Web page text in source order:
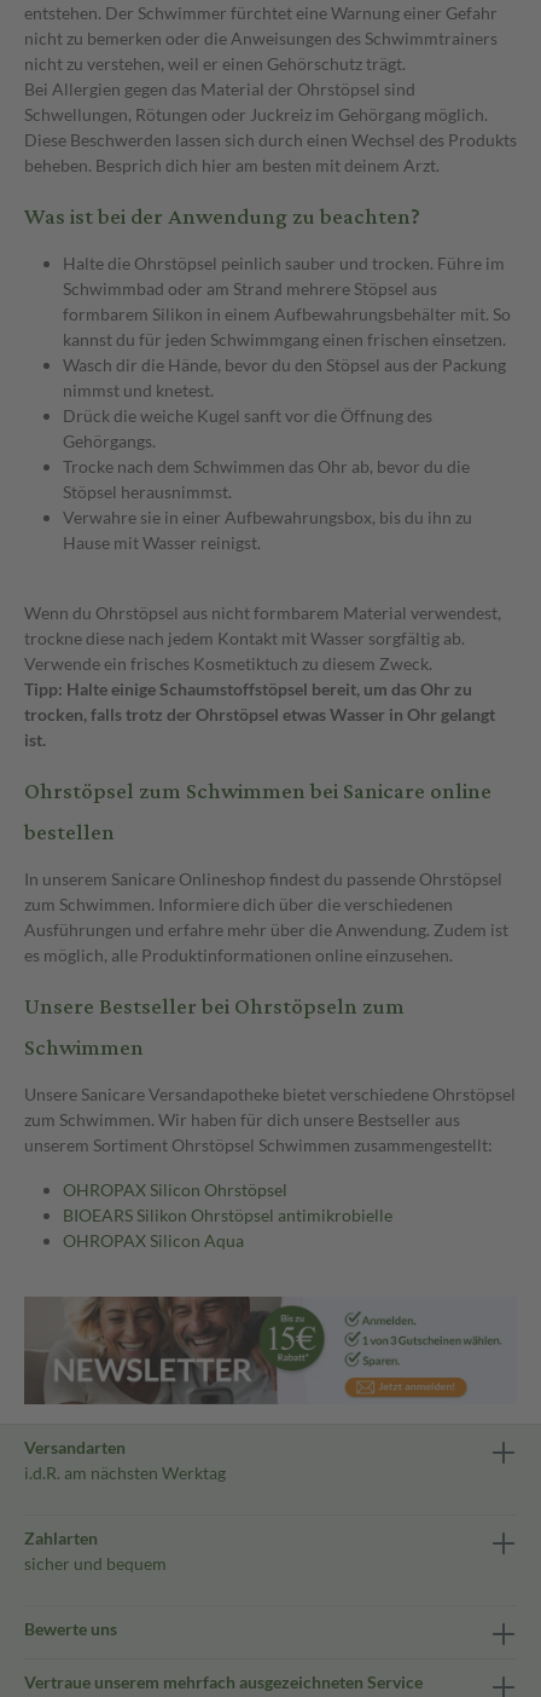
entstehen. Der Schwimmer fürchtet eine Warnung einer Gefahr
nicht zu bemerken oder die Anweisungen des Schwimmtrainers
nicht zu verstehen, weil er einen Gehörschutz trägt.
Bei Allergien gegen das Material der Ohrstöpsel sind
Schwellungen, Rötungen oder Juckreiz im Gehörgang möglich.
Diese Beschwerden lassen sich durch einen Wechsel des Produkts
beheben. Besprich dich hier am besten mit deinem Arzt.
Was ist bei der Anwendung zu beachten?
Halte die Ohrstöpsel peinlich sauber und trocken. Führe im
Schwimmbad oder am Strand mehrere Stöpsel aus
formbarem Silikon in einem Aufbewahrungsbehälter mit. So
kannst du für jeden Schwimmgang einen frischen einsetzen.
Wasch dir die Hände, bevor du den Stöpsel aus der Packung
nimmst und knetest.
Drück die weiche Kugel sanft vor die Öffnung des
Gehörgangs.
Trocke nach dem Schwimmen das Ohr ab, bevor du die
Stöpsel herausnimmst.
Verwahre sie in einer Aufbewahrungsbox, bis du ihn zu
Hause mit Wasser reinigst.
Wenn du Ohrstöpsel aus nicht formbarem Material verwendest,
trockne diese nach jedem Kontakt mit Wasser sorgfältig ab.
Verwende ein frisches Kosmetiktuch zu diesem Zweck.
Tipp: Halte einige Schaumstoffstöpsel bereit, um das Ohr zu
trocken, falls trotz der Ohrstöpsel etwas Wasser in Ohr gelangt
ist.
Ohrstöpsel zum Schwimmen bei Sanicare online
bestellen
In unserem Sanicare Onlineshop findest du passende Ohrstöpsel
zum Schwimmen. Informiere dich über die verschiedenen
Ausführungen und erfahre mehr über die Anwendung. Zudem ist
es möglich, alle Produktinformationen online einzusehen.
Unsere Bestseller bei Ohrstöpseln zum
Schwimmen
Unsere Sanicare Versandapotheke bietet verschiedene Ohrstöpsel
zum Schwimmen. Wir haben für dich unsere Bestseller aus
unserem Sortiment Ohrstöpsel Schwimmen zusammengestellt:
OHROPAX Silicon Ohrstöpsel
BIOEARS Silikon Ohrstöpsel antimikrobielle
OHROPAX Silicon Aqua
Versandarten
i.d.R. am nächsten Werktag
Zahlarten
sicher und bequem
Bewerte uns
Vertraue unserem mehrfach ausgezeichneten Service